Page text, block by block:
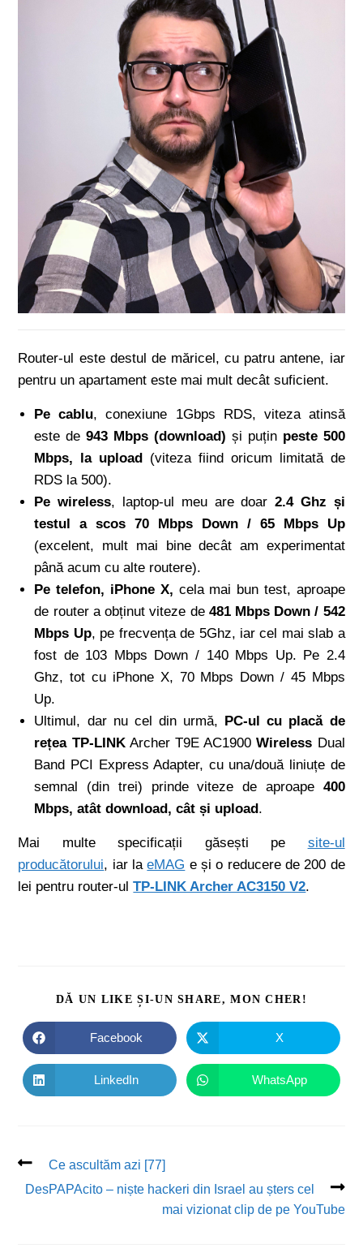
Router-ul este destul de măricel, cu patru antene, iar
pentru un apartament este mai mult decât suficient.
Pe cablu, conexiune 1Gbps RDS, viteza atinsă
este de943 Mbps (download) și puțin peste 500
Mbps, la upload (viteza fiind oricum limitată de
RDS la 500).
Pe wireless, laptop-ul meu are doar2.4 Ghz și
testul a scos 70 Mbps Down / 65 Mbps Up
(excelent, mult mai bine decât am experimentat
până acum cu alte routere).
Pe telefon, iPhone X, cela mai bun test, aproape
de router a obținut viteze de 481 Mbps Down / 542
Mbps Up, pe frecvența de 5Ghz, iar cel mai slab a
fost de 103 Mbps Down / 140 Mbps Up. Pe 2.4
Ghz, tot cu iPhone X, 70 Mbps Down / 45 Mbps
Up.
Ultimul, dar nu cel din urmă, PC-ul cu placă de
rețea TP-LINKArcher T9E AC1900Wireless Dual
Band PCI Express Adapter, cu una/două liniuțe de
semnal (din trei) prinde viteze de aproape400
Mbps, atât download, cât și upload.
Mai multe specificații găsești pe site-ul
producătorului, iar laeMAG e și o reducere de 200 de
lei pentru router-ulTP-LINK Archer AC3150 V2.
DĂ UN LIKE ȘI-UN SHARE, MON CHER!
Facebook X
LinkedIn WhatsApp
Ce ascultăm azi [77]
DesPAPAcito – niște hackeri din Israel au șters cel
mai vizionat clip de pe YouTube